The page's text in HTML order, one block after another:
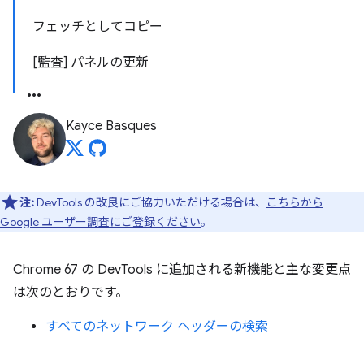
フェッチとしてコピー
[監査] パネルの更新
Kayce Basques
注:DevTools の改良にご協力いただける場合は、
こちらから
Google ユーザー調査にご登録ください。
Chrome 67 の DevTools に追加される新機能と主な変更点
は次のとおりです。
すべてのネットワーク ヘッダーの検索